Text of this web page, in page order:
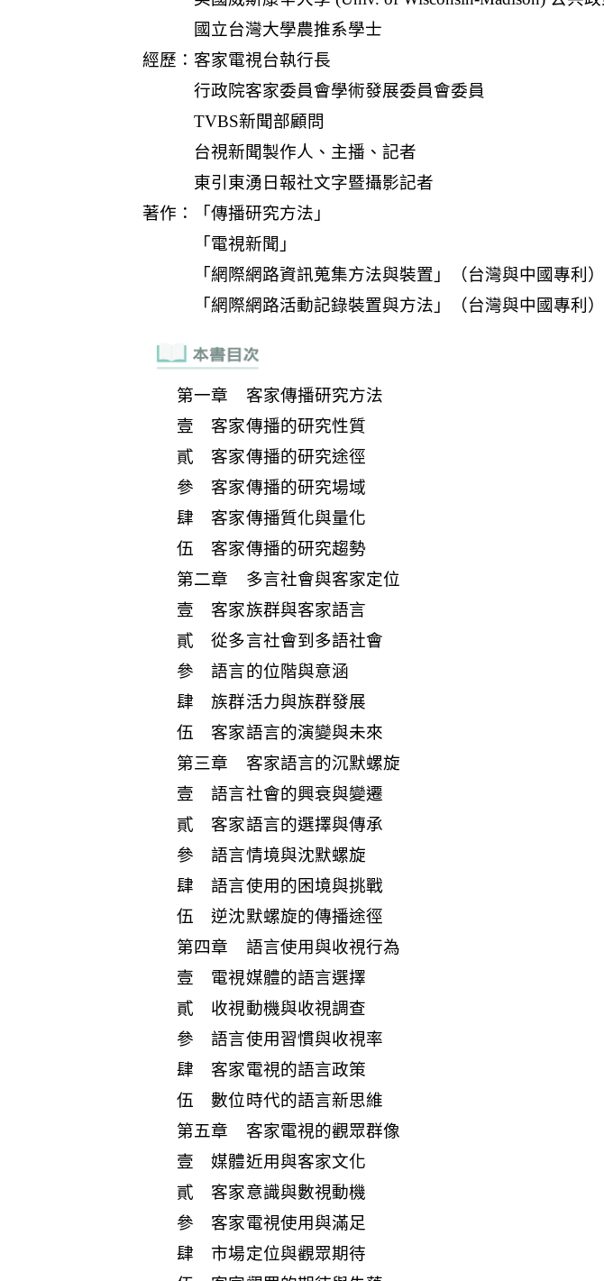
第一章 客家傳播研究方法
壹 客家傳播的研究性質
貳 客家傳播的研究途徑
參 客家傳播的研究場域
肆 客家傳播質化與量化
伍 客家傳播的研究趨勢
第二章 多言社會與客家定位
壹 客家族群與客家語言
貳 從多言社會到多語社會
參 語言的位階與意涵
肆 族群活力與族群發展
伍 客家語言的演變與未來
第三章 客家語言的沉默螺旋
壹 語言社會的興衰與變遷
貳 客家語言的選擇與傳承
參 語言情境與沈默螺旋
肆 語言使用的困境與挑戰
伍 逆沈默螺旋的傳播途徑
第四章 語言使用與收視行為
壹 電視媒體的語言選擇
貳 收視動機與收視調查
參 語言使用習慣與收視率
肆 客家電視的語言政策
伍 數位時代的語言新思維
第五章 客家電視的觀眾群像
壹 媒體近用與客家文化
貳 客家意識與數視動機
參 客家電視使用與滿足
肆 市場定位與觀眾期待